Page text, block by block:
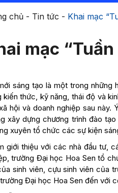
chủ- Tin tức - Khai mạc
mạc
sáng tạo là một trong những
kiến thức, kỹ năng, thái độ và
hội và doanh nghiệp sau
xây dựng chương trình đào
xuyên tổ chức các sự kiện
giới thiệu với các nhà đầu tư,
trường Đại học Hoa Sen tổ
sinh viên, cựu sinh viên của
Đại học Hoa Sen đến với